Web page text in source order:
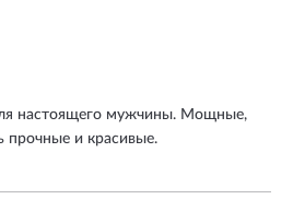
настоящего мужчины. Мощные,
прочные и красивые.